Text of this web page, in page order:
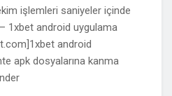
işlemleri saniyeler içinde
1xbet android uygulama
android
apk dosyalarına kanma